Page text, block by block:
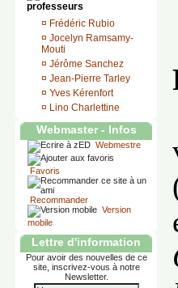
professeurs
¤ Frédéric Rubio
¤ Jocelyn Ramsamy-
Mouti
¤ Jérôme Sanchez
¤ Jean-Pierre Tarley
¤ Yves Kérenfort
¤ Lino Charlettine
Webmaster - Infos
Webmestre
Favoris
Recommander
Version
mobile
Lettre d'information
Pour avoir des nouvelles de ce
site, inscrivez-vous à notre
Newsletter.